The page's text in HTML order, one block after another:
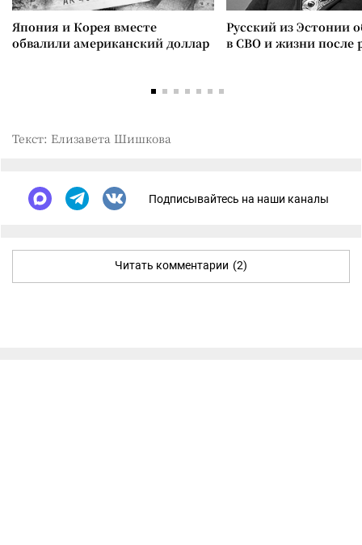
Япония и Корея вместе
обвалили американский доллар
Русский из Эстонии
в СВО и жизни после
Текст: Елизавета Шишкова
Подписывайтесь на наши каналы
Читать комментарии (2)